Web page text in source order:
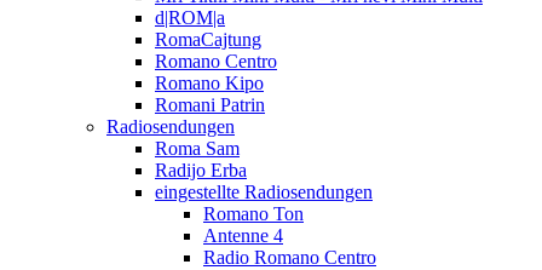
d|ROM|a
RomaCajtung
Romano Centro
Romano Kipo
Romani Patrin
Radiosendungen
Roma Sam
Radijo Erba
eingestellte Radiosendungen
Romano Ton
Antenne 4
Radio Romano Centro